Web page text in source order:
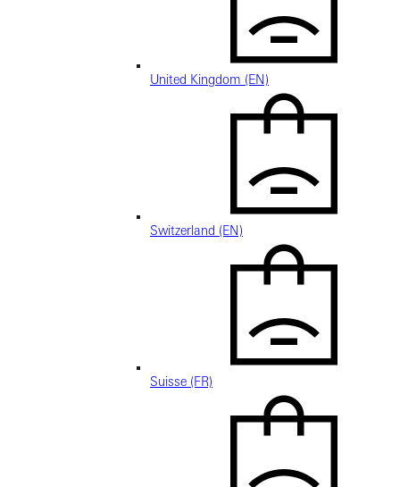
United Kingdom (EN)
Switzerland (EN)
Suisse (FR)